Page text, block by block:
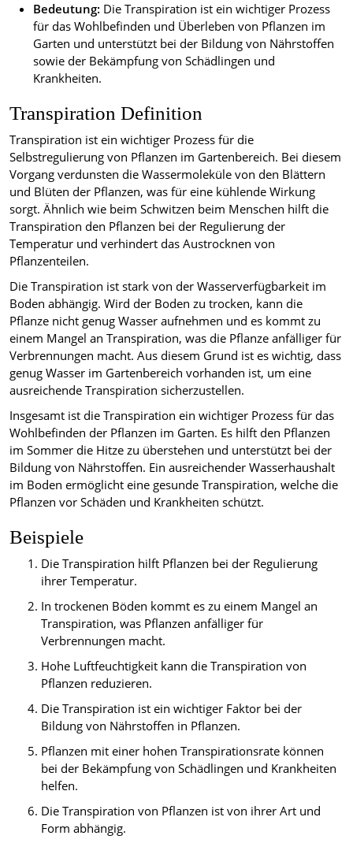
Bedeutung: Die Transpiration ist ein wichtiger Prozess
für das Wohlbefinden und Überleben von Pflanzen im
Garten und unterstützt bei der Bildung von Nährstoffen
sowie der Bekämpfung von Schädlingen und
Krankheiten.
Transpiration Definition
Transpiration ist ein wichtiger Prozess für die
Selbstregulierung von Pflanzen im Gartenbereich. Bei diesem
Vorgang verdunsten die Wassermoleküle von den Blättern
und Blüten der Pflanzen, was für eine kühlende Wirkung
sorgt. Ähnlich wie beim Schwitzen beim Menschen hilft die
Transpiration den Pflanzen bei der Regulierung der
Temperatur und verhindert das Austrocknen von
Pflanzenteilen.
Die Transpiration ist stark von der Wasserverfügbarkeit im
Boden abhängig. Wird der Boden zu trocken, kann die
Pflanze nicht genug Wasser aufnehmen und es kommt zu
einem Mangel an Transpiration, was die Pflanze anfälliger für
Verbrennungen macht. Aus diesem Grund ist es wichtig, dass
genug Wasser im Gartenbereich vorhanden ist, um eine
ausreichende Transpiration sicherzustellen.
Insgesamt ist die Transpiration ein wichtiger Prozess für das
Wohlbefinden der Pflanzen im Garten. Es hilft den Pflanzen
im Sommer die Hitze zu überstehen und unterstützt bei der
Bildung von Nährstoffen. Ein ausreichender Wasserhaushalt
im Boden ermöglicht eine gesunde Transpiration, welche die
Pflanzen vor Schäden und Krankheiten schützt.
Beispiele
Die Transpiration hilft Pflanzen bei der Regulierung
ihrer Temperatur.
In trockenen Böden kommt es zu einem Mangel an
Transpiration, was Pflanzen anfälliger für
Verbrennungen macht.
Hohe Luftfeuchtigkeit kann die Transpiration von
Pflanzen reduzieren.
Die Transpiration ist ein wichtiger Faktor bei der
Bildung von Nährstoffen in Pflanzen.
Pflanzen mit einer hohen Transpirationsrate können
bei der Bekämpfung von Schädlingen und Krankheiten
helfen.
Die Transpiration von Pflanzen ist von ihrer Art und
Form abhängig.